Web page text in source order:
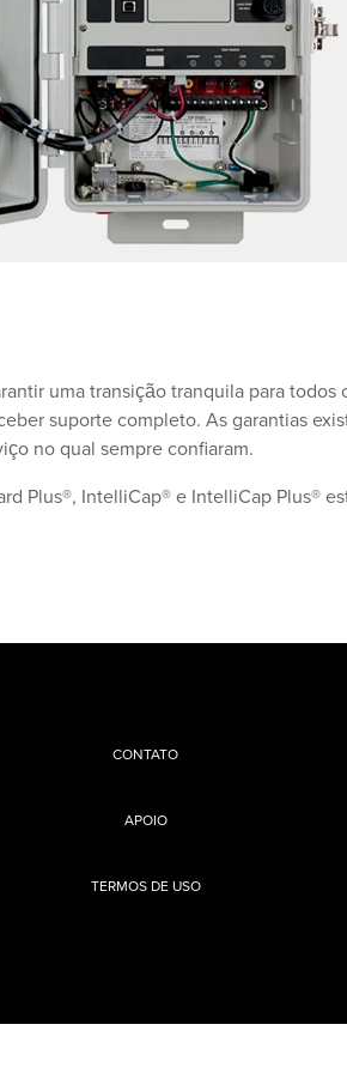
uma transição tranquila para
suporte completo. As garantias
no qual sempre confiaram.
Plus®, IntelliCap® e IntelliCap Plus®
CONTATO
APOIO
TERMOS DE USO